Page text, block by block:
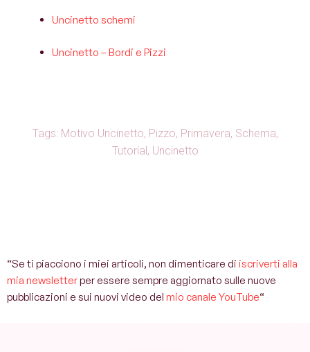
Uncinetto schemi
Uncinetto – Bordi e Pizzi
Tags: Motivo Uncinetto, Pizzo, Primavera, Schema,
Tutorial , Uncinetto
“Se ti piacciono i miei articoli, non dimenticare di iscriverti alla
mia newsletterper essere sempre aggiornato sulle nuove
pubblicazioni e sui nuovi video del mio canale YouTube“